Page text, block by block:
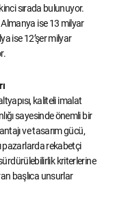
sırada bulunuyor.
ise 13 milyar
ise 12’şer milyar
kaliteli imalat
sayesinde önemli bir
ve tasarım gücü,
pazarlarda rekabetçi
kriterlerine
başlıca unsurlar